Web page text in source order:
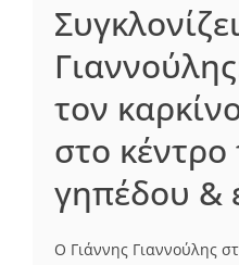
τον
στο κέντρο
γηπέδου &
Ο Γιάννης Γιαννούλης